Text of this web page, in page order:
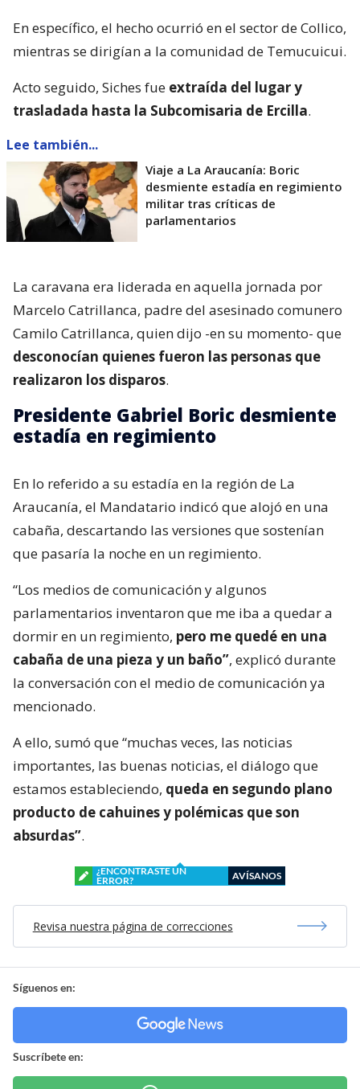
En específico, el hecho ocurrió en el sector de Collico,
mientras se dirigían a la comunidad de Temucuicui.
Acto seguido, Siches fue extraída del lugar y
trasladada hasta la Subcomisaria de Ercilla.
Lee también...
Viaje a La Araucanía: Boric
desmiente estadía en regimiento
militar tras críticas de
parlamentarios
La caravana era liderada en aquella jornada por
Marcelo Catrillanca, padre del asesinado comunero
Camilo Catrillanca, quien dijo -en su momento- que
desconocían quienes fueron las personas que
realizaron los disparos.
Presidente Gabriel Boric desmiente
estadía en regimiento
En lo referido a su estadía en la región de La
Araucanía, el Mandatario indicó que alojó en una
cabaña, descartando las versiones que sostenían
que pasaría la noche en un regimiento.
“Los medios de comunicación y algunos
parlamentarios inventaron que me iba a quedar a
dormir en un regimiento, pero me quedé en una
cabaña de una pieza y un baño”, explicó durante
la conversación con el medio de comunicación ya
mencionado.
A ello, sumó que “muchas veces, las noticias
importantes, las buenas noticias, el diálogo que
estamos estableciendo, queda en segundo plano
producto de cahuines y polémicas que son
absurdas”.
¿ENCONTRASTE UN
ERROR?
AVÍSANOS
Revisa nuestra página de correcciones
Síguenos en:
Suscríbete en: